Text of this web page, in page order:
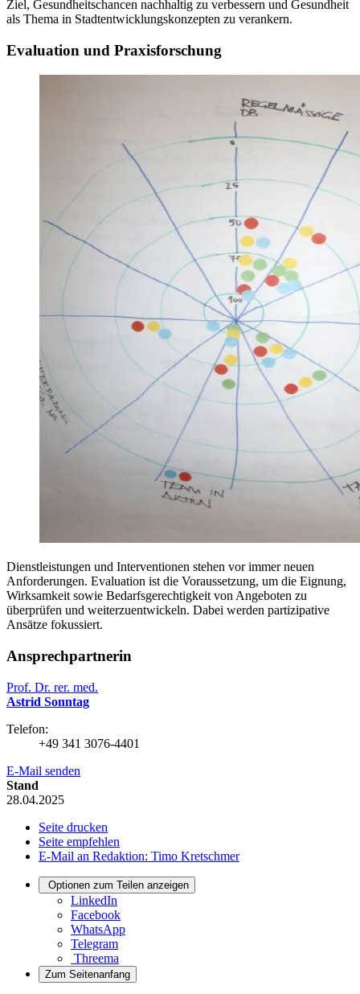
Ziel, Gesundheitschancen nachhaltig zu verbessern und Gesundheit
als Thema in Stadtentwicklungskonzepten zu verankern.
Evaluation und Praxisforschung
Dienstleistungen und Interventionen stehen vor immer neuen
Anforderungen. Evaluation ist die Voraussetzung, um die Eignung,
Wirksamkeit sowie Bedarfsgerechtigkeit von Angeboten zu
überprüfen und weiterzuentwickeln. Dabei werden partizipative
Ansätze fokussiert.
Ansprechpartnerin
Prof. Dr. rer. med.
Astrid Sonntag
Telefon:
+49 341 3076-4401
E-Mail senden
Stand
28.04.2025
Seite drucken
Seite empfehlen
E-Mail an Redaktion: Timo Kretschmer
Optionen zum Teilen anzeigen
LinkedIn
Facebook
WhatsApp
Telegram
Threema
Zum Seitenanfang